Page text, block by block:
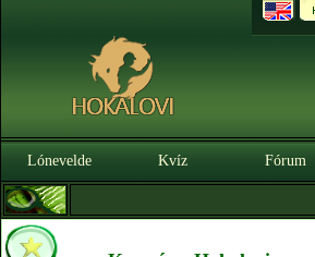
Lónevelde Kvíz Fórum